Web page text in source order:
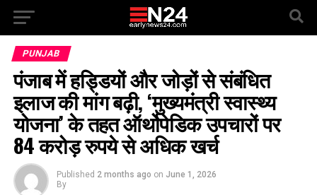
PUNJAB
पंजाब में हड्डियों और जोड़ों से संबंधित
इलाज की मांग बढ़ी, ‘मुख्यमंत्री स्वास्थ्य
योजना’ के तहत ऑर्थोपेडिक उपचारों पर
84 करोड़ रुपये से अधिक खर्च
Published 2 months ago on June 1, 2026
By